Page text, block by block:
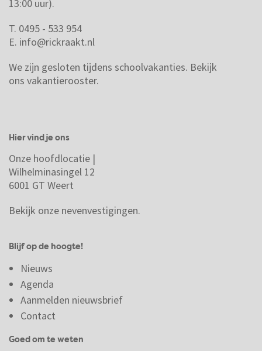
13:00 uur).
T. 0495 - 533 954
E. info@rickraakt.nl
We zijn gesloten tijdens schoolvakanties. Bekijk
ons vakantierooster.
Hier vind je ons
Onze hoofdlocatie |
Wilhelminasingel 12
6001 GT Weert
Bekijk onze nevenvestigingen.
Blijf op de hoogte!
Nieuws
Agenda
Aanmelden nieuwsbrief
Contact
Goed om te weten